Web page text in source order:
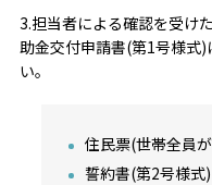
3.担当者による確認を受け
助金交付申請書(第1号様式
い。
住民票(世帯全員
誓約書(第2号様式)